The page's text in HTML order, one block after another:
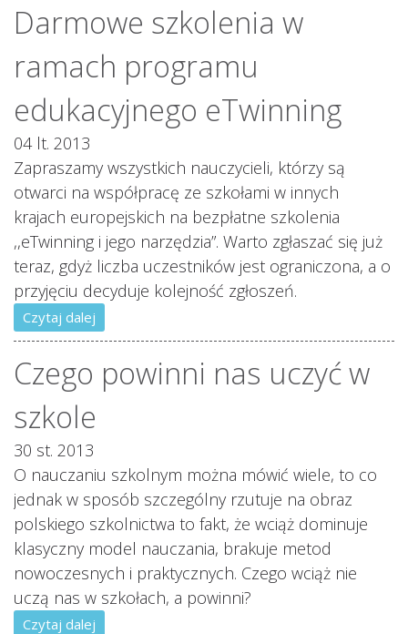
Darmowe szkolenia w
ramach programu
edukacyjnego eTwinning
04 lt. 2013
Zapraszamy wszystkich nauczycieli, którzy są
otwarci na współpracę ze szkołami w innych
krajach europejskich na bezpłatne szkolenia
,,eTwinning i jego narzędzia”. Warto zgłaszać się już
teraz, gdyż liczba uczestników jest ograniczona, a o
przyjęciu decyduje kolejność zgłoszeń.
Czytaj dalej
Czego powinni nas uczyć w
szkole
30 st. 2013
O nauczaniu szkolnym można mówić wiele, to co
jednak w sposób szczególny rzutuje na obraz
polskiego szkolnictwa to fakt, że wciąż dominuje
klasyczny model nauczania, brakuje metod
nowoczesnych i praktycznych. Czego wciąż nie
uczą nas w szkołach, a powinni?
Czytaj dalej